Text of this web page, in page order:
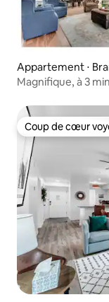
Appartement ⋅
Magnifique, à 3
Coup de cœur
Coup de cœur